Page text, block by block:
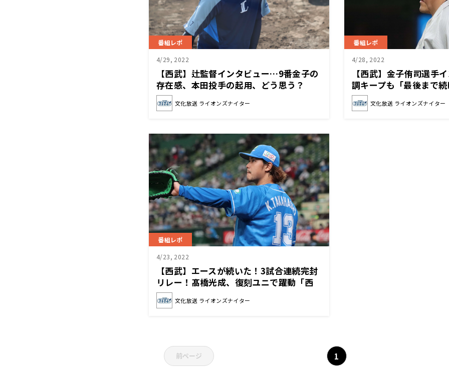
番組レポ
4/29, 2022
【西武】辻監督インタビュー…9番金子の
存在感、本田投手の起用、どう思う？
文化放送 ライオンズナイター
番組レポ
4/28, 2022
【西武】金子侑司選手
調キープも「最後まで
文化放送 ライオンズナイター
番組レポ
4/23, 2022
【西武】エースが続いた！3試合連続完封
リレー！髙橋光成、復刻ユニで躍動「西
口さんに近づけるように」
文化放送 ライオンズナイター
前ページ 1